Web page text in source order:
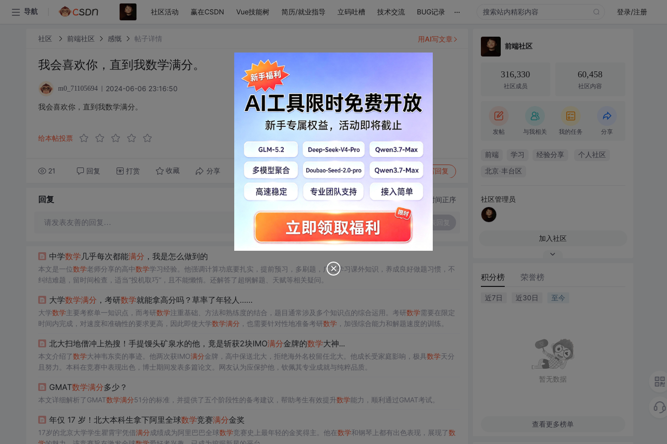
导航 社区活动 赢在CSDN Vue技能树 简历/就业指导 立码吐槽 技术交流 BUG记录 ... 登录/注册
社区 前端社区 感慨 帖子详情
我会喜欢你，直到我数学满分。
m0_71105694 2024-06-06 23:16:50
我会喜欢你，直到我数学满分。
给本帖投票
21 回复 打赏 收藏 分享 转发到动态 举报 写回复
用AI写文章
回复 切换为时间正序
请发表友善的回复…
中学数学 几乎每次都能满分 ，我是怎么做到的
本文是一位数学老师分享的高中数学学习经验。他强调计算功底要扎实，提前预习，多刷题，广泛学习课外知识，养成良好做题习惯，不
纠结难题，留时间检查，适当“投机取巧”，且不能懒惰。还解答了超纲解题、天赋等相关疑问。
大学数学满分 ，考研数学就能拿高分吗？草率了年轻人……
大学数学主要考察单一知识点，而考研数学注重基础、方法和熟练度的结合，题目通常涉及多个知识点的综合运用。考研数学需要在限定
时间内完成，对速度和准确性的要求更高，因此即使大学数学满分 ，也需要针对性地准备考研数学 ，加强综合能力和解题速度的训练。
北大扫地僧冲上热搜！手提馒头矿泉水的他，竟是斩获2块IMO满分金牌的数学大神...
本文介绍了数学大神韦东奕的事迹。他两次获IMO满分金牌，高中保送北大，拒绝海外名校留任北大。他成长受家庭影响，极具数学天分
且努力。本科在竞赛中表现出色，博士期间发表多篇论文。网友认为应保护他，钦佩其专业成就与纯粹品质。
GMAT数学满分多少？
本文详细解析了GMAT数学满分51分的标准，并提供了五个阶段性的备考建议，帮助考生有效提升数学能力，顺利通过GMAT考试。
年仅 17 岁！北大本科生拿下阿里全球数学竞赛满分金奖
17岁的北京大学学生瞿霄宇凭借满分成绩成为阿里巴巴全球数学竞赛史上最年轻的金奖得主。他在数学和钢琴上都有出色表现，展现了数
前端社区
316,330
社区成员
60,458
社区内容
发帖 与我相关 我的任务 分享
前端 学习 经验分享 个人社区
北京·丰台区
社区管理员
加入社区
积分榜 荣誉榜
近7日 近30日 至今
暂无数据
查看更多榜单